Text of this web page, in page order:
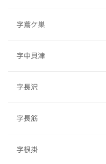
字鳶ケ巣
字中貝津
字長沢
字長筋
字根掛